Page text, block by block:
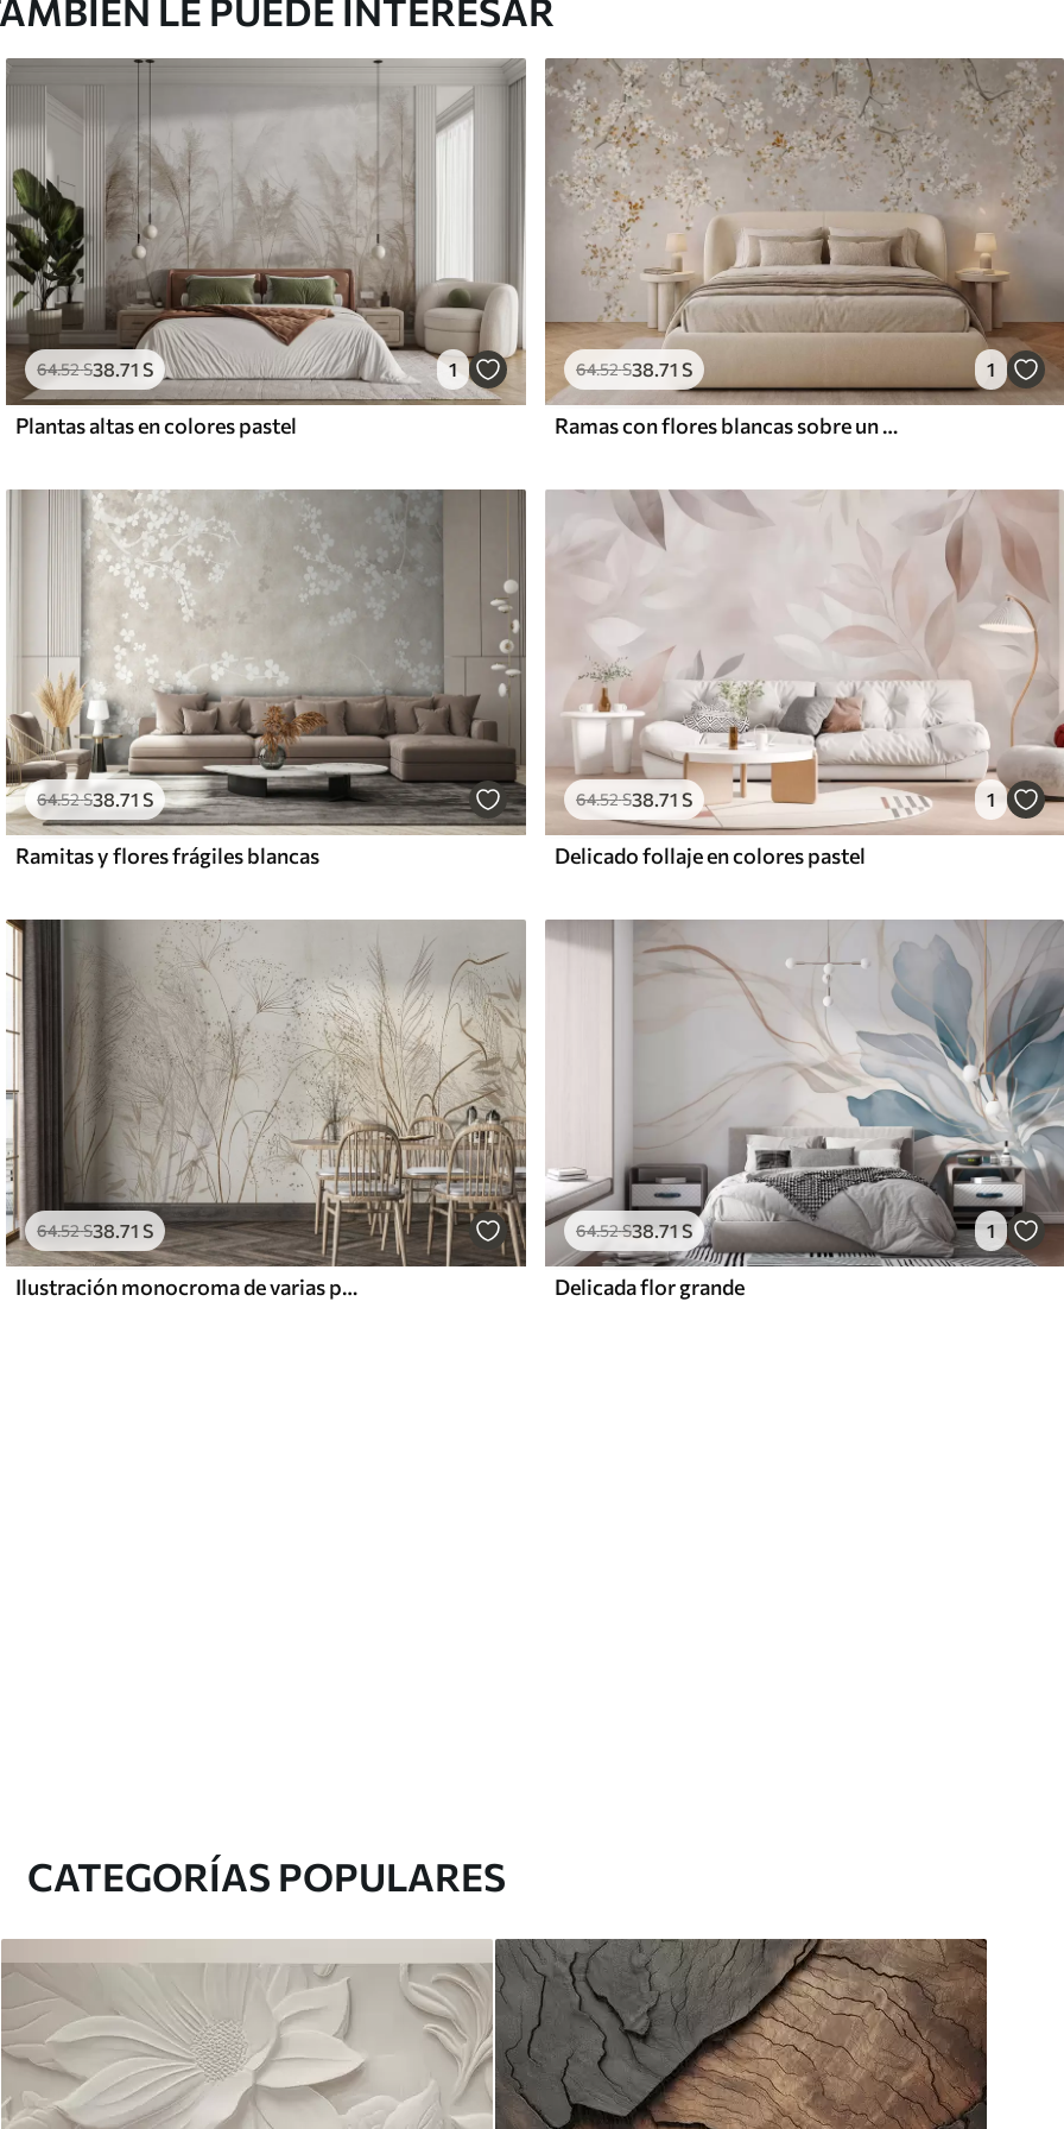
LE PUEDE INTERESAR
64.52S38 .71 S 1
Plantas altas en colores pastel
64.52S38 .71 S 1
Ramas con flores blancas sobre un fondo beige suave.
64.52S38.71 S
Ramitas y flores frágiles blancas
64.52S38.71 S 1
Delicado follaje en colores pastel
64.52S38 .71 S
Ilustración monocroma de varias plantas y espiguillas de color beige con líneas y texturas delicadas y tenues
64.52S38.71 S 1
Delicada flor grande
CATEGORÍAS POPULARES